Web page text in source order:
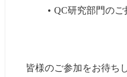
QC研究部門のご
皆様のご参加をお待ち